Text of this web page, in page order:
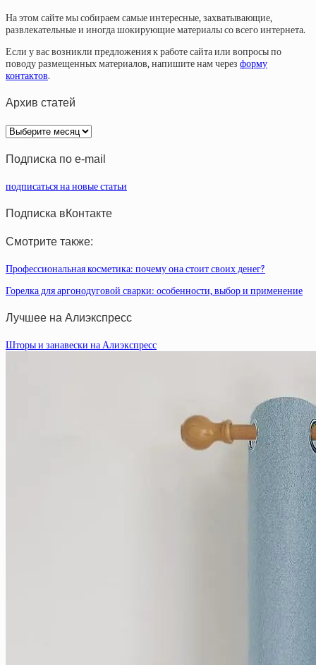
На этом сайте мы собираем самые интересные, захватывающие,
развлекательные и иногда шокирующие материалы со всего интернета.
Если у вас возникли предложения к работе сайта или вопросы по
поводу размещенных материалов, напишите нам через форму
контактов.
Архив статей
Архив
статей
Подписка по e-mail
подписаться на новые статьи
Подписка вКонтакте
Смотрите также:
Профессиональная косметика: почему она стоит своих денег?
Горелка для аргонодуговой сварки: особенности, выбор и применение
Лучшее на Алиэкспресс
Шторы и занавески на Алиэкспресс